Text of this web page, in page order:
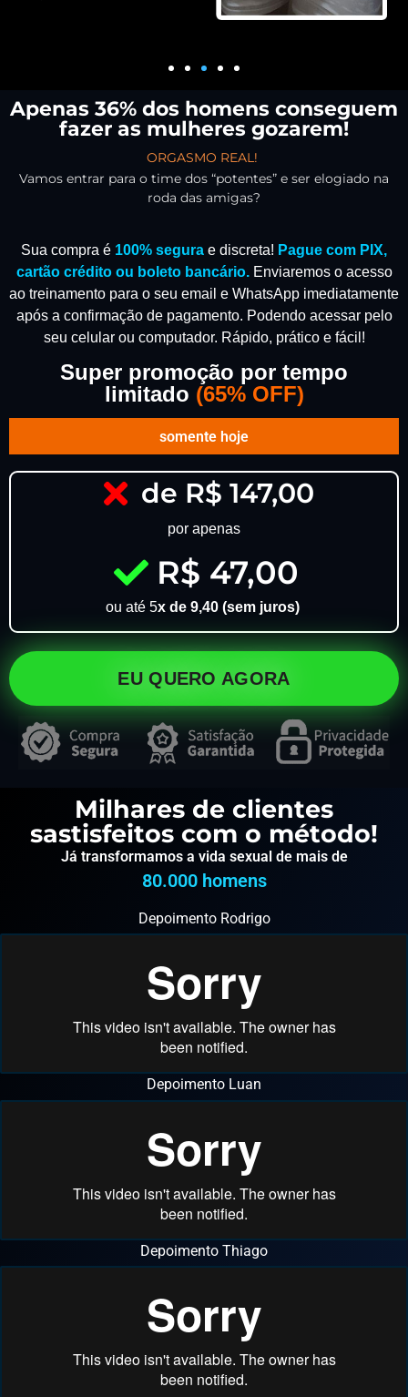
Apenas 36% dos homens conseguem
fazer as mulheres gozarem!
ORGASMO REAL!
Vamos entrar para o time dos “potentes” e ser elogiado na
roda das amigas?
Sua compra é 100% segura e discreta! Pague com PIX,
cartão crédito ou boleto bancário. Enviaremos o acesso
ao treinamento para o seu email e WhatsApp imediatamente
após a confirmação de pagamento. Podendo acessar pelo
seu celular ou computador. Rápido, prático e fácil!
Super promoção por tempo
limitado (65% OFF)
somente hoje
de R$ 147,00
por apenas
R$ 47,00
ou até 5x de 9,40 (sem juros)
EU QUERO AGORA
Milhares de clientes
sastisfeitos com o método!
Já transformamos a vida sexual de mais de
80.000 homens
Depoimento Rodrigo
Depoimento Luan
Depoimento Thiago